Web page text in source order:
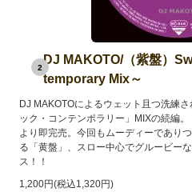
2
DJ MAKOTO/（紫盤）
temporary Mix～
DJ MAKOTOによるウェット且つ洗練
ック・コンテンポラリー」MIXの続編
より即完売。今回もムーディーであり
る「黄盤」、スロー中心でグルービー
ス！！
1,200円(税込1,320円)